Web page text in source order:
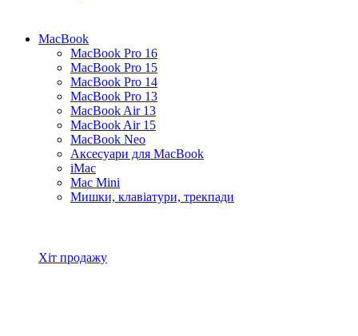
MacBook
MacBook Pro 16
MacBook Pro 15
MacBook Pro 14
MacBook Pro 13
MacBook Air 13
MacBook Air 15
MacBook Neo
Аксесуари для MacBook
iMac
Mac Mini
Мишки, клавіатури, трекпади
Хіт продажу